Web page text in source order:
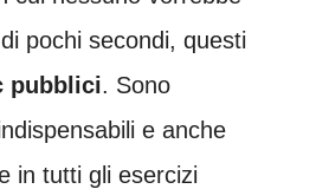
pochi secondi, questi
pubblici. Sono
e anche
in tutti gli esercizi